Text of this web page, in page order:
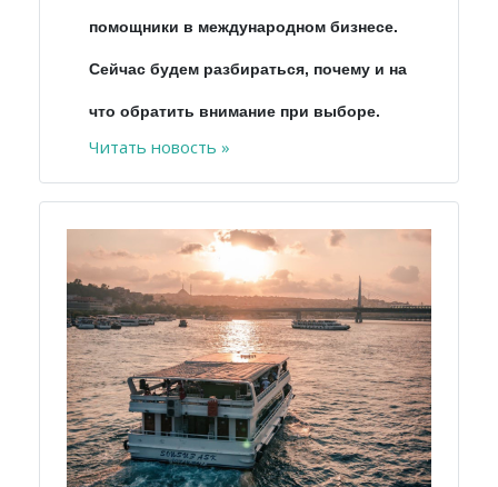
помощники в международном бизнесе.
Сейчас будем разбираться, почему и на
что обратить внимание при выборе.
Читать новость »